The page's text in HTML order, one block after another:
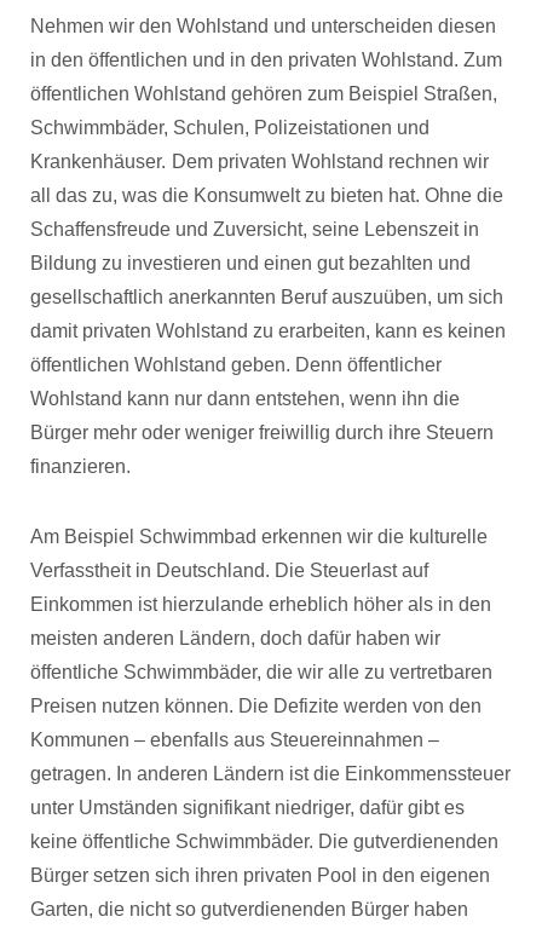
Nehmen wir den Wohlstand und unterscheiden diesen
in den öffentlichen und in den privaten Wohlstand. Zum
öffentlichen Wohlstand gehören zum Beispiel Straßen,
Schwimmbäder, Schulen, Polizeistationen und
Krankenhäuser. Dem privaten Wohlstand rechnen wir
all das zu, was die Konsumwelt zu bieten hat. Ohne die
Schaffensfreude und Zuversicht, seine Lebenszeit in
Bildung zu investieren und einen gut bezahlten und
gesellschaftlich anerkannten Beruf auszuüben, um sich
damit privaten Wohlstand zu erarbeiten, kann es keinen
öffentlichen Wohlstand geben. Denn öffentlicher
Wohlstand kann nur dann entstehen, wenn ihn die
Bürger mehr oder weniger freiwillig durch ihre Steuern
finanzieren.
Am Beispiel Schwimmbad erkennen wir die kulturelle
Verfasstheit in Deutschland. Die Steuerlast auf
Einkommen ist hierzulande erheblich höher als in den
meisten anderen Ländern, doch dafür haben wir
öffentliche Schwimmbäder, die wir alle zu vertretbaren
Preisen nutzen können. Die Defizite werden von den
Kommunen – ebenfalls aus Steuereinnahmen –
getragen. In anderen Ländern ist die Einkommenssteuer
unter Umständen signifikant niedriger, dafür gibt es
keine öffentliche Schwimmbäder. Die gutverdienenden
Bürger setzen sich ihren privaten Pool in den eigenen
Garten, die nicht so gutverdienenden Bürger haben